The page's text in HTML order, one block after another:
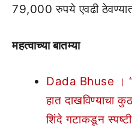
79,000 रुपये एवढी
महत्वाच्या बातम्या
Dada Bhuse ।
हात दाखविण्याचा
शिंदे गटाकडून